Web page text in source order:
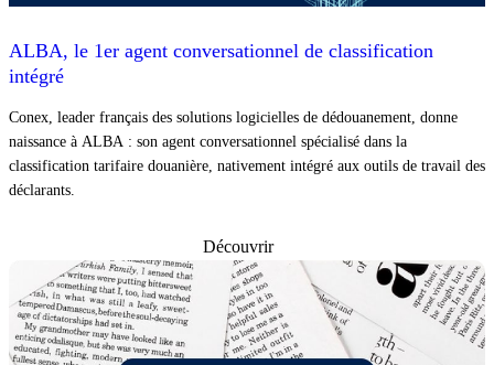
ALBA, le 1er agent conversationnel de classification
intégré
Conex, leader français des solutions logicielles de dédouanement, donne
naissance à ALBA : son agent conversationnel spécialisé dans la
classification tarifaire douanière, nativement intégré aux outils de travail des
déclarants.
Découvrir